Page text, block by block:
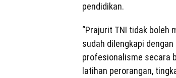
pendidikan.
“Prajurit TNI tidak boleh
sudah dilengkapi
profesionalisme secara
latihan perorangan,